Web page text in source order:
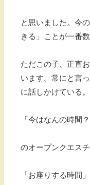
と思いました。今
きる」ことが一番
ただこの子、正直
います。常にと言
に話しかけている
「今はなんの時間？
のオープンクエス
「お座りする時間」